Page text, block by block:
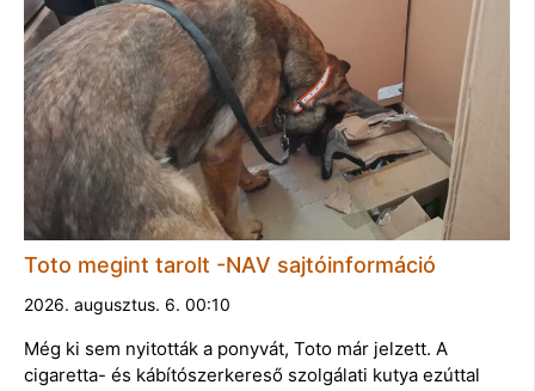
Toto megint tarolt -NAV sajtóinformáció
2026. augusztus. 6. 00:10
Még ki sem nyitották a ponyvát, Toto már jelzett. A
cigaretta- és kábítószerkereső szolgálati kutya ezúttal